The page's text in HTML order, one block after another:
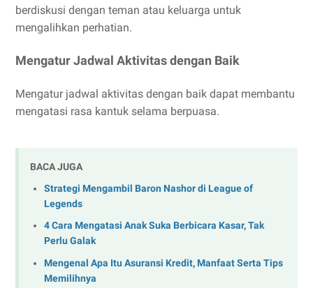
berdiskusi dengan teman atau keluarga untuk
mengalihkan perhatian.
Mengatur Jadwal Aktivitas dengan Baik
Mengatur jadwal aktivitas dengan baik dapat membantu
mengatasi rasa kantuk selama berpuasa.
BACA JUGA
Strategi Mengambil Baron Nashor di League of
Legends
4 Cara Mengatasi Anak Suka Berbicara Kasar, Tak
Perlu Galak
Mengenal Apa Itu Asuransi Kredit, Manfaat Serta Tips
Memilihnya